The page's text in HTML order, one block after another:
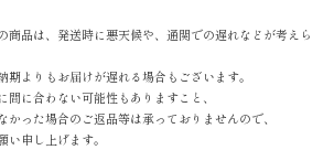
商品は、発送時に悪天候や、通関での遅れなどが考えら
よりもお届けが遅れる場合もございます。
に合わない可能性もありますこと、
かった場合のご返品等は承っておりませんので、
い申し上げます。